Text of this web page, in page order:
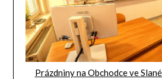
Prázdniny na Obchodce ve